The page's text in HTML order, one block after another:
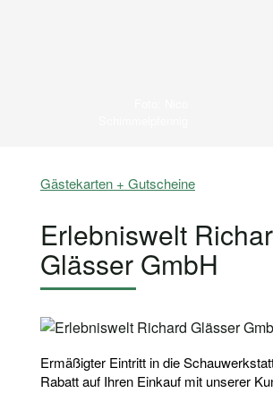
Gästekarten + Gutscheine
Erlebniswelt
Glässer GmbH
Ermäßigter Eintritt in die
Rabatt auf Ihren Einkauf mit unserer